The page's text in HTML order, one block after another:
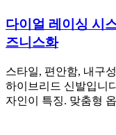
다이얼 레이싱 시
즈니스화
스타일, 편안함, 내구
하이브리드 신발입니
자인이 특징. 맞춤형